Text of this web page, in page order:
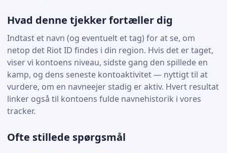
Hvad denne tjekker fortæller dig
Indtast et navn (og eventuelt et tag) for at se, om
netop det Riot ID findes i din region. Hvis det er taget,
viser vi kontoens niveau, sidste gang den spillede en
kamp, og dens seneste kontoaktivitet — nyttigt til at
vurdere, om en navneejer stadig er aktiv. Hvert resultat
linker også til kontoens fulde navnehistorik i vores
tracker.
Ofte stillede spørgsmål